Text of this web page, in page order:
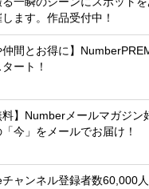
します。作品受付中！
仲間とお得に】
ート！
料】Numberメールマガジン
今」をメールでお届け！
チャンネル登録者数60,000